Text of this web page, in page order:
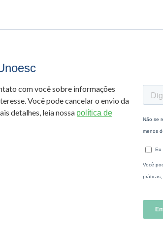
com você sobre informações
Você pode cancelar o envio da
detalhes, leia nossa política de